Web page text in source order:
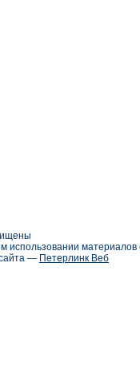
использовании
— Петерлинк Веб